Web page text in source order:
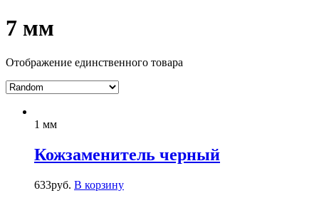
7 мм
Отображение единственного товара
1 мм
Кожзаменитель черный
633руб. В корзину